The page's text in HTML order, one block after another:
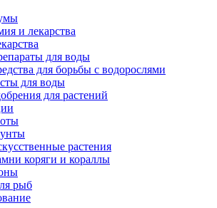
и лекарства
для воды
для борьбы с водорослями
для воды
для растений
растения
коряги и кораллы
рыб